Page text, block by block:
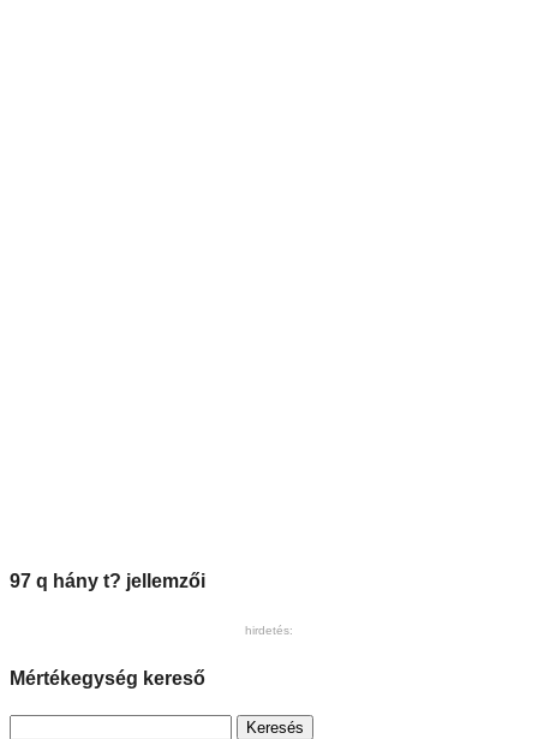
97 q hány t? jellemzői
hirdetés:
Mértékegység kereső